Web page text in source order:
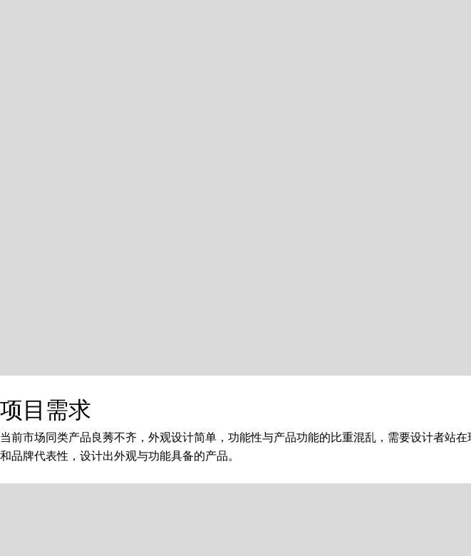
项目需求
当前市场同类产品良莠不齐，外观设计简单，功能性与产品功能的比重混乱，需要设计者站
和品牌代表性，设计出外观与功能具备的产品。